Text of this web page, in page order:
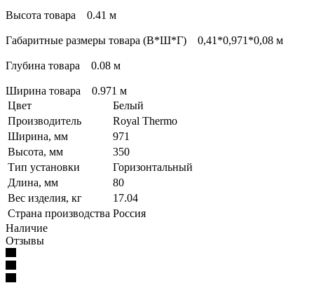
Высота товара 0.41 м
Габаритные размеры товара (В*Ш*Г) 0,41*0,971*0,08 м
Глубина товара 0.08 м
Ширина товара 0.971 м
Цвет
Белый
Производитель
Royal Thermo
Ширина, мм
971
Высота, мм
350
Тип установки
Горизонтальный
Длина, мм
80
Вес изделия, кг
17.04
Страна производства Россия
Наличие
Отзывы